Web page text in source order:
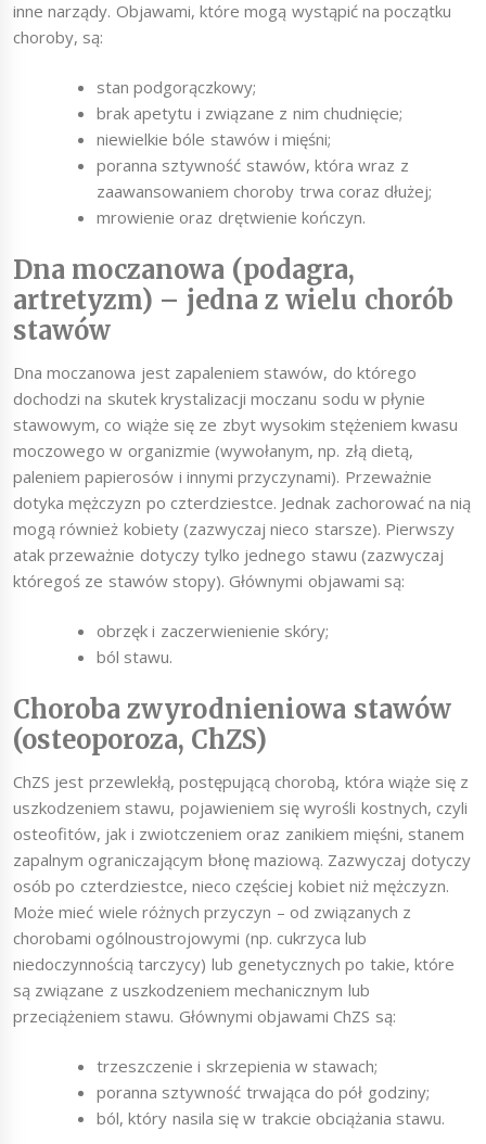
inne narządy. Objawami, które mogą wystąpić na początku
choroby, są:
stan podgorączkowy;
brak apetytu i związane z nim chudnięcie;
niewielkie bóle stawów i mięśni;
poranna sztywność stawów, która wraz z
zaawansowaniem choroby trwa coraz dłużej;
mrowienie oraz drętwienie kończyn.
Dna moczanowa (podagra,
artretyzm) – jedna z wielu chorób
stawów
Dna moczanowa jest zapaleniem stawów, do którego
dochodzi na skutek krystalizacji moczanu sodu w płynie
stawowym, co wiąże się ze zbyt wysokim stężeniem kwasu
moczowego w organizmie (wywołanym, np. złą dietą,
paleniem papierosów i innymi przyczynami). Przeważnie
dotyka mężczyzn po czterdziestce. Jednak zachorować na nią
mogą również kobiety (zazwyczaj nieco starsze). Pierwszy
atak przeważnie dotyczy tylko jednego stawu (zazwyczaj
któregoś ze stawów stopy). Głównymi objawami są:
obrzęk i zaczerwienienie skóry;
ból stawu.
Choroba zwyrodnieniowa stawów
(osteoporoza, ChZS)
ChZS jest przewlekłą, postępującą chorobą, która wiąże się z
uszkodzeniem stawu, pojawieniem się wyrośli kostnych, czyli
osteofitów, jak i zwiotczeniem oraz zanikiem mięśni, stanem
zapalnym ograniczającym błonę maziową. Zazwyczaj dotyczy
osób po czterdziestce, nieco częściej kobiet niż mężczyzn.
Może mieć wiele różnych przyczyn – od związanych z
chorobami ogólnoustrojowymi (np. cukrzyca lub
niedoczynnością tarczycy) lub genetycznych po takie, które
są związane z uszkodzeniem mechanicznym lub
przeciążeniem stawu. Głównymi objawami ChZS są:
trzeszczenie i skrzepienia w stawach;
poranna sztywność trwająca do pół godziny;
ból, który nasila się w trakcie obciążania stawu.